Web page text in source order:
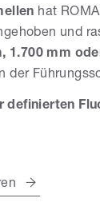
hat
und
1.700 mm
der
definierten